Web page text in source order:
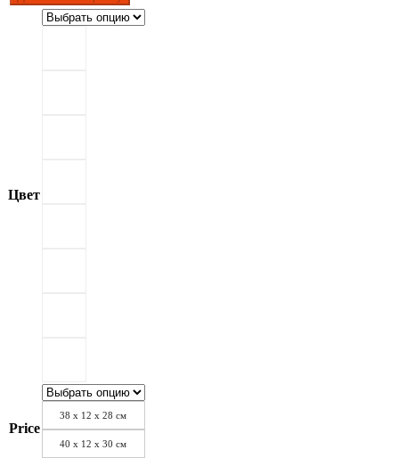
Цвет
Price
38 х 12 х 28 см
40 х 12 х 30 см